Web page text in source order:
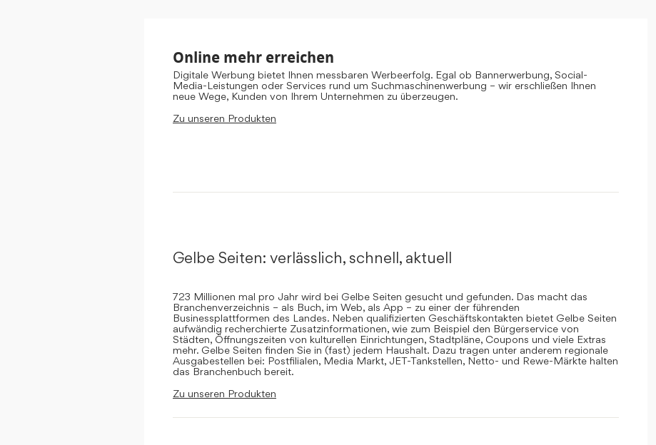
Online mehr erreichen
Digitale Werbung bietet Ihnen messbaren Werbeerfolg. Egal ob Bannerwerbung, Social-
Media-Leistungen oder Services rund um Suchmaschinenwerbung – wir erschließen Ihnen
neue Wege, Kunden von Ihrem Unternehmen zu überzeugen.
Zu unseren Produkten
Gelbe Seiten: verlässlich, schnell, aktuell
723 Millionen mal pro Jahr wird bei Gelbe Seiten gesucht und gefunden. Das macht das
Branchenverzeichnis – als Buch, im Web, als App – zu einer der führenden
Businessplattformen des Landes. Neben qualifizierten Geschäftskontakten bietet Gelbe Seiten
aufwändig recherchierte Zusatzinformationen, wie zum Beispiel den Bürgerservice von
Städten, Öffnungszeiten von kulturellen Einrichtungen, Stadtpläne, Coupons und viele Extras
mehr. Gelbe Seiten finden Sie in (fast) jedem Haushalt. Dazu tragen unter anderem regionale
Ausgabestellen bei: Postfilialen, Media Markt, JET-Tankstellen, Netto- und Rewe-Märkte halten
das Branchenbuch bereit.
Zu unseren Produkten